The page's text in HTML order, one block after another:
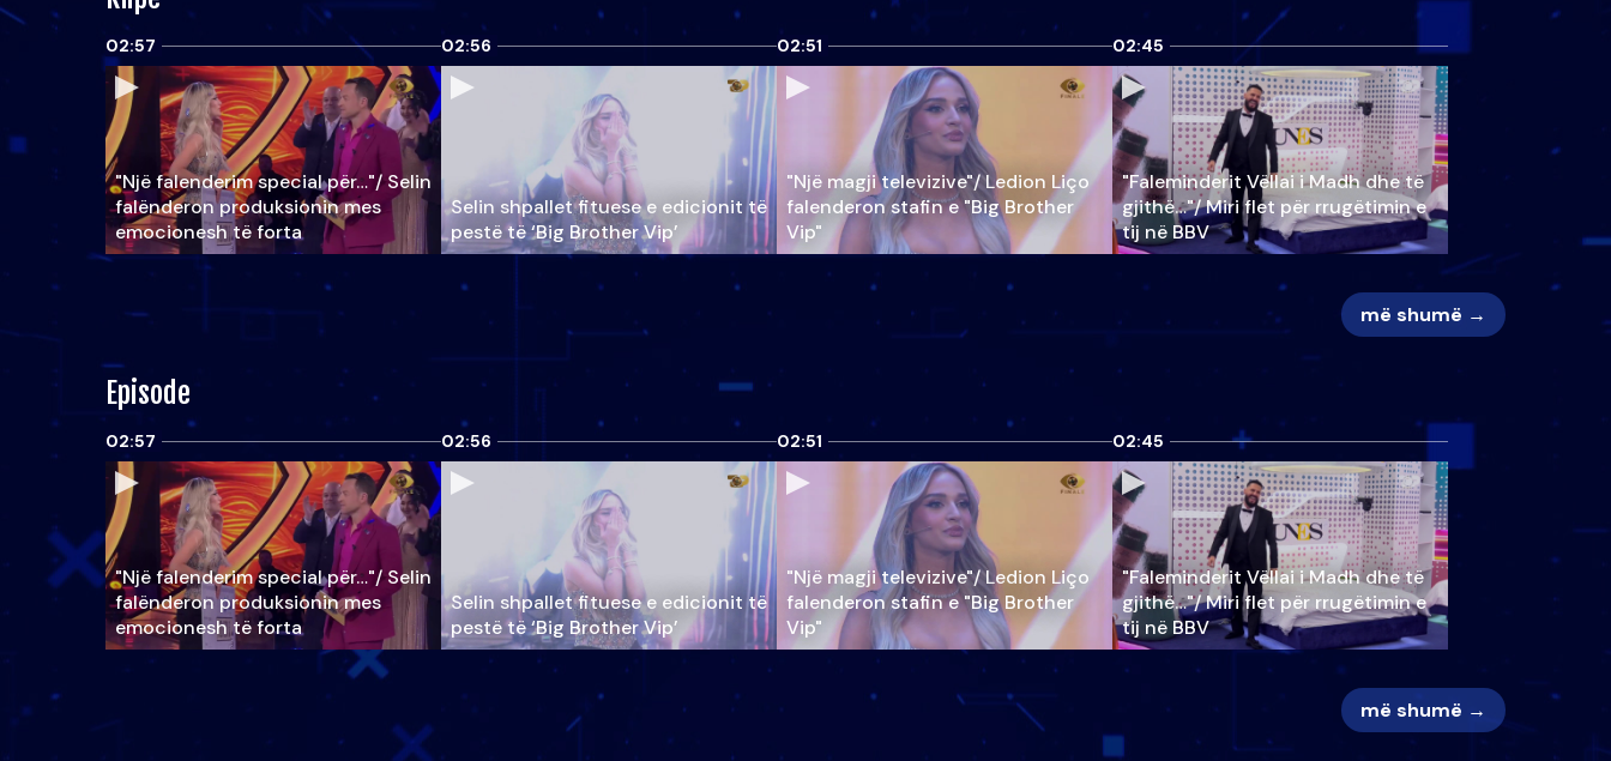
02:57
"Një falenderim special për…"/ Selin
falënderon produksionin mes
emocionesh të forta
02:56
Selin shpallet fituese e edicionit të
pestë të ‘Big Brother Vip’
02:51
"Një magji televizive"/ Ledion Liço
falenderon stafin e "Big Brother
Vip"
02:45
"Faleminderit Vëllai i Madh dhe të
gjithë…"/ Miri flet për rrugëtimin e
tij në BBV
më shumë →
Episode
02:57
"Një falenderim special për…"/ Selin
falënderon produksionin mes
emocionesh të forta
02:56
Selin shpallet fituese e edicionit të
pestë të ‘Big Brother Vip’
02:51
"Një magji televizive"/ Ledion Liço
falenderon stafin e "Big Brother
Vip"
02:45
"Faleminderit Vëllai i Madh dhe të
gjithë…"/ Miri flet për rrugëtimin e
tij në BBV
më shumë →